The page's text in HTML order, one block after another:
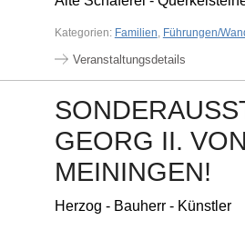
Kategorien: Familien, Führungen/
Veranstaltungsdetails
GEORG II.
MEININGEN!
Herzog - Bauherr - Künstler